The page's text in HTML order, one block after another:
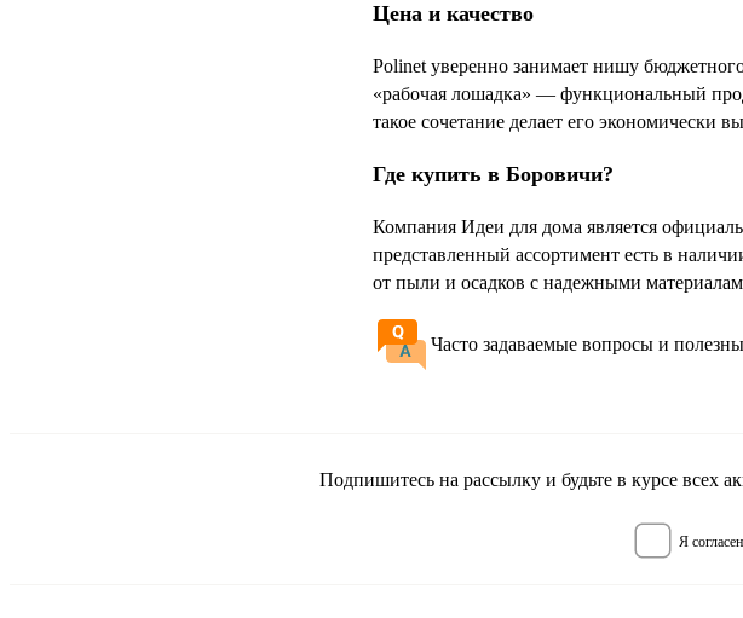
Цена и качество
Polinet уверенно занимает нишу
«рабочая лошадка» — функциональный
такое сочетание делает его экономически
Где купить в Боровичи?
Компания Идеи для дома является
представленный ассортимент есть в
от пыли и осадков с надежными
Часто задаваемые вопросы и
Подпишитесь на рассылку и будьте в курсе всех
я